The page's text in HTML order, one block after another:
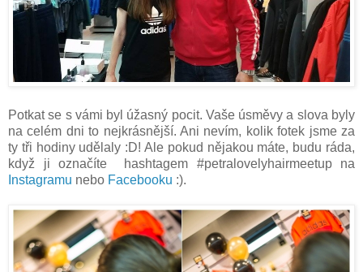
Potkat se s vámi byl úžasný pocit. Vaše úsměvy a slova byly
na celém dni to nejkrásnější. Ani nevím, kolik fotek jsme za
ty tři hodiny udělaly :D! Ale pokud nějakou máte, budu ráda,
když ji označíte hashtagem #petralovelyhairmeetup na
Instagramu nebo Facebooku :).